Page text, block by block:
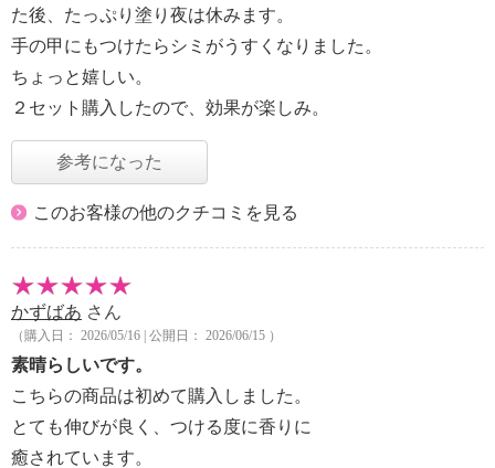
た後、たっぷり塗り夜は休みます。
手の甲にもつけたらシミがうすくなりました。
ちょっと嬉しい。
２セット購入したので、効果が楽しみ。
参考になった
このお客様の他のクチコミを見る
かずばあ さん
（購入日： 2026/05/16 | 公開日： 2026/06/15 ）
素晴らしいです。
こちらの商品は初めて購入しました。
とても伸びが良く、つける度に香りに
癒されています。